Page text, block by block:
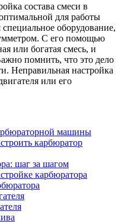
состава смеси в
для работы
специальное оборудование,
С его помощью
или богатая смесь, и
помнить, что это дело
Неправильная настройка
или его
машины
карбюратор
шаг за шагом
карбюратора